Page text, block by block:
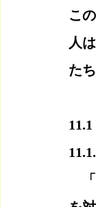
こ
人
た
「